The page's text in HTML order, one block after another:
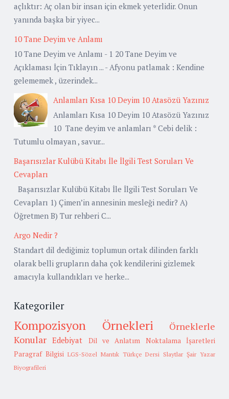
açlıktır: Aç olan bir insan için ekmek yeterlidir. Onun
yanında başka bir yiyec...
10 Tane Deyim ve Anlamı
10 Tane Deyim ve Anlamı - 1 20 Tane Deyim ve
Açıklaması İçin Tıklayın ... - Afyonu patlamak : Kendine
gelememek , üzerindek...
Anlamları Kısa 10 Deyim 10 Atasözü Yazınız
Anlamları Kısa 10 Deyim 10 Atasözü Yazınız
10 Tane deyim ve anlamları * Cebi delik :
Tutumlu olmayan , savur...
Başarısızlar Kulübü Kitabı İle İlgili Test Soruları Ve
Cevapları
Başarısızlar Kulübü Kitabı İle İlgili Test Soruları Ve
Cevapları 1) Çimen’in annesinin mesleği nedir? A)
Öğretmen B) Tur rehberi C...
Argo Nedir ?
Standart dil dediğimiz toplumun ortak dilinden farklı
olarak belli grupların daha çok kendilerini gizlemek
amacıyla kullandıkları ve herke...
Kategoriler
Kompozisyon Örnekleri
Örneklerle
Konular Edebiyat Dil ve Anlatım
Noktalama İşaretleri
Paragraf Bilgisi LGS-Sözel Mantık Türkçe Dersi Slaytlar Şair Yazar
Biyografileri